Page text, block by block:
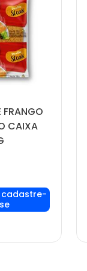
FRANGO
CAIXA
login
ou
se